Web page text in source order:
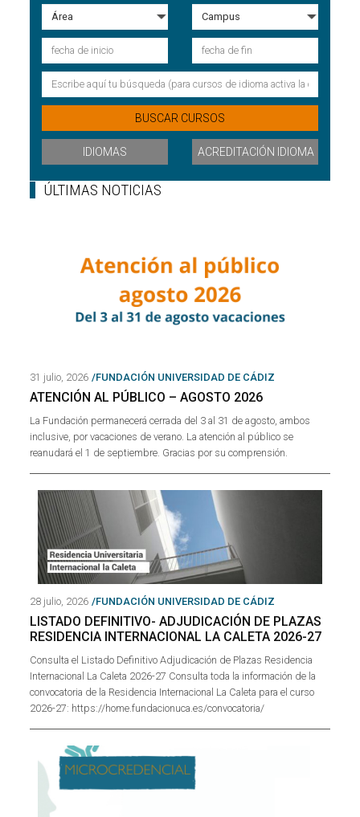
IDIOMAS ACREDITACIÓN IDIOMA
ÚLTIMAS NOTICIAS
31 julio, 2026 /FUNDACIÓN UNIVERSIDAD DE CÁDIZ
ATENCIÓN AL PÚBLICO – AGOSTO 2026
La Fundación permanecerá cerrada del 3 al 31 de agosto, ambos
inclusive, por vacaciones de verano. La atención al público se
reanudará el 1 de septiembre. Gracias por su comprensión.
28 julio, 2026 /FUNDACIÓN UNIVERSIDAD DE CÁDIZ
LISTADO DEFINITIVO- ADJUDICACIÓN DE PLAZAS
RESIDENCIA INTERNACIONAL LA CALETA 2026-27
Consulta el Listado Definitivo Adjudicación de Plazas Residencia
Internacional La Caleta 2026-27 Consulta toda la información de la
convocatoria de la Residencia Internacional La Caleta para el curso
2026-27: https://home.fundacionuca.es/convocatoria/